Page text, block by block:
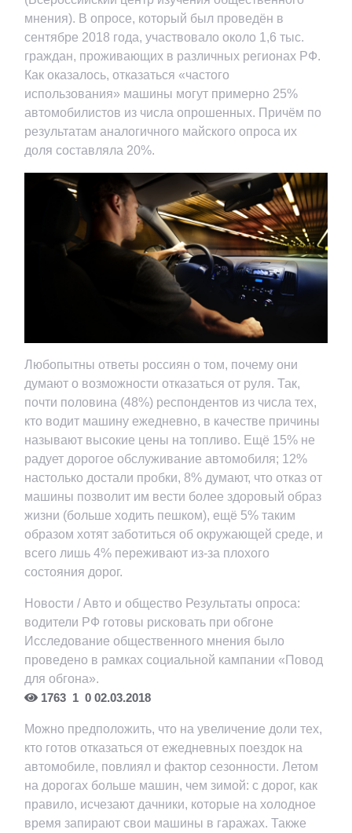
мнения). В опросе, который был проведён в
сентябре 2018 года, участвовало около 1,6 тыс.
граждан, проживающих в различных регионах РФ.
Как оказалось, отказаться «частого
использования» машины могут примерно 25%
автомобилистов из числа опрошенных. Причём по
результатам аналогичного майского опроса их
доля составляла 20%.
Любопытны ответы россиян о том, почему они
думают о возможности отказаться от руля. Так,
почти половина (48%) респондентов из числа тех,
кто водит машину ежедневно, в качестве причины
называют высокие цены на топливо. Ещё 15% не
радует дорогое обслуживание автомобиля; 12%
настолько достали пробки, 8% думают, что отказ от
машины позволит им вести более здоровый образ
жизни (больше ходить пешком), ещё 5% таким
образом хотят заботиться об окружающей среде, и
всего лишь 4% переживают из-за плохого
состояния дорог.
Новости / Авто и общество Результаты опроса:
водители РФ готовы рисковать при обгоне
Исследование общественного мнения было
проведено в рамках социальной кампании «Повод
для обгона».
1763 1 0 02.03.2018
Можно предположить, что на увеличение доли тех,
кто готов отказаться от ежедневных поездок на
автомобиле, повлиял и фактор сезонности. Летом
на дорогах больше машин, чем зимой: с дорог, как
правило, исчезают дачники, которые на холодное
время запирают свои машины в гаражах. Также